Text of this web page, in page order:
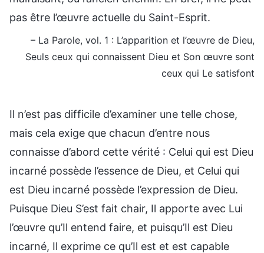
pas être l’œuvre actuelle du Saint-Esprit.
– La Parole, vol. 1 : L’apparition et l’œuvre de Dieu,
Seuls ceux qui connaissent Dieu et Son œuvre sont
ceux qui Le satisfont
Il n’est pas difficile d’examiner une telle chose,
mais cela exige que chacun d’entre nous
connaisse d’abord cette vérité : Celui qui est Dieu
incarné possède l’essence de Dieu, et Celui qui
est Dieu incarné possède l’expression de Dieu.
Puisque Dieu S’est fait chair, Il apporte avec Lui
l’œuvre qu’Il entend faire, et puisqu’Il est Dieu
incarné, Il exprime ce qu’Il est et est capable